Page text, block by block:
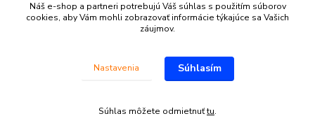
Kontakty
+421 903 691 375
(Po-Pia, 7-16 hod.)
Náš e-shop a partneri potrebujú Váš súhlas s použitím súborov
cookies, aby Vám mohli zobrazovať informácie týkajúce sa Vašich
záujmov.
Nastavenia Súhlasím
Súhlas môžete odmietnuťtu.